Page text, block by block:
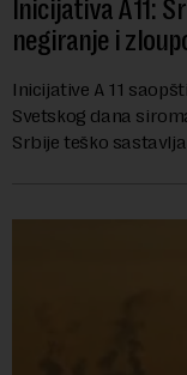
Inicijativa A11:
negiranje i
Inicijative A 11
Svetskog dana
Srbije teško